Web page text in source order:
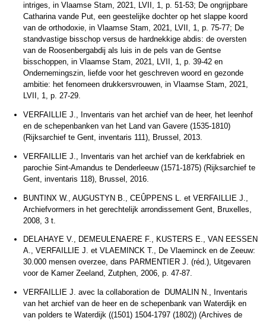
intriges, in Vlaamse Stam, 2021, LVII, 1, p. 51-53; De ongrijpbare
Catharina vande Put, een geestelijke dochter op het slappe koord
van de orthodoxie, in Vlaamse Stam, 2021, LVII, 1, p. 75-77; De
standvastige bisschop versus de hardnekkige abdis: de oversten
van de Roosenbergabdij als luis in de pels van de Gentse
bisschoppen, in Vlaamse Stam, 2021, LVII, 1, p. 39-42 en
Ondernemingszin, liefde voor het geschreven woord en gezonde
ambitie: het fenomeen drukkersvrouwen, in Vlaamse Stam, 2021,
LVII, 1, p. 27-29.
VERFAILLIE J., Inventaris van het archief van de heer, het leenhof
en de schepenbanken van het Land van Gavere (1535-1810)
(Rijksarchief te Gent, inventaris 111), Brussel, 2013.
VERFAILLIE J., Inventaris van het archief van de kerkfabriek en
parochie Sint-Amandus te Denderleeuw (1571-1875) (Rijksarchief te
Gent, inventaris 118), Brussel, 2016.
BUNTINX W., AUGUSTYN B., CEÛPPENS L. et VERFAILLIE J.,
Archiefvormers in het gerechtelijk arrondissement Gent, Bruxelles,
2008, 3 t.
DELAHAYE V., DEMEULENAERE F., KUSTERS E., VAN EESSEN
A., VERFAILLIE J. et VLAEMINCK T., De Vlaeminck en de Zeeuw:
30.000 mensen overzee, dans PARMENTIER J. (réd.), Uitgevaren
voor de Kamer Zeeland, Zutphen, 2006, p. 47-87.
VERFAILLIE J. avec la collaboration de DUMALIN N., Inventaris
van het archief van de heer en de schepenbank van Waterdijk en
van polders te Waterdijk ((1501) 1504-1797 (1802)) (Archives de